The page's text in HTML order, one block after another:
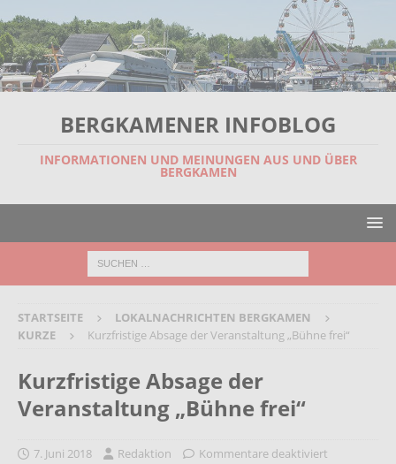
BERGKAMENER INFOBLOG
INFORMATIONEN UND MEINUNGEN AUS UND ÜBER
BERGKAMEN
STARTSEITE
LOKALNACHRICHTEN BERGKAMEN
KURZE
Kurzfristige Absage der Veranstaltung „Bühne frei“
Kurzfristige Absage der
Veranstaltung „Bühne frei“
7. Juni 2018 Redaktion Kommentare deaktiviert